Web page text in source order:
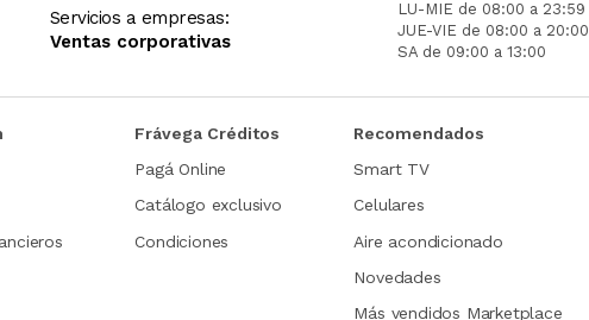
Servicios a empresas:
Ventas corporativas
LU-MIE de 08:00 a 23:59
JUE-VIE de 08:00 a 20:00
SA de 09:00 a 13:00
Frávega Créditos
Pagá Online
Catálogo exclusivo
Condiciones
Recomendados
Smart TV
Celulares
Aire acondicionado
Novedades
Más vendidos Marketplace